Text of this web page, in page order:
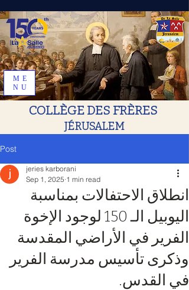
ME
NU
COLLÈGE DES FRÈRES
JÉRUSALEM
Post
انطلاق الاحتفالات بمناسبة
اليوبيل الـ 150 لوجود الإخوة
الفرير في الأراضي المقدسة
وذكرى تأسيس مدرسة الفرير
في القدس.
jeries karborani
Sep 1, 2025 1 min read